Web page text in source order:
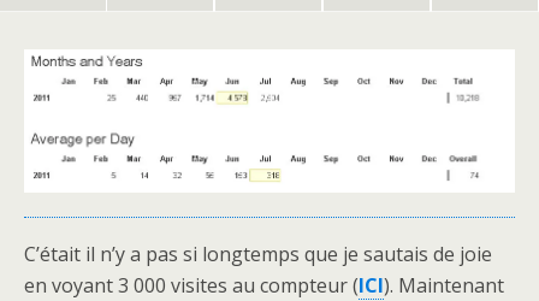
C’était il n’y a pas si longtemps que je sautais de joie
en voyant 3 000 visites au compteur (ICI). Maintenant